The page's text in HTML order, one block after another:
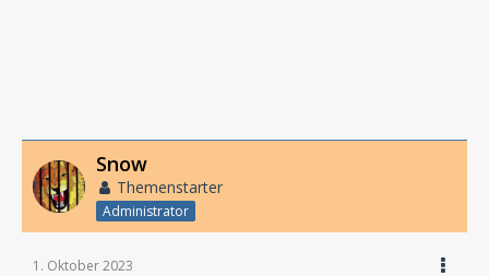
Snow
Themenstarter
Administrator
1. Oktober 2023